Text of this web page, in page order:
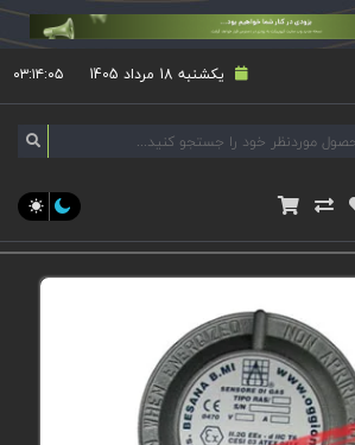
یکشنبه 18 مرداد 1405 ۰۳:۱۴:۰۶